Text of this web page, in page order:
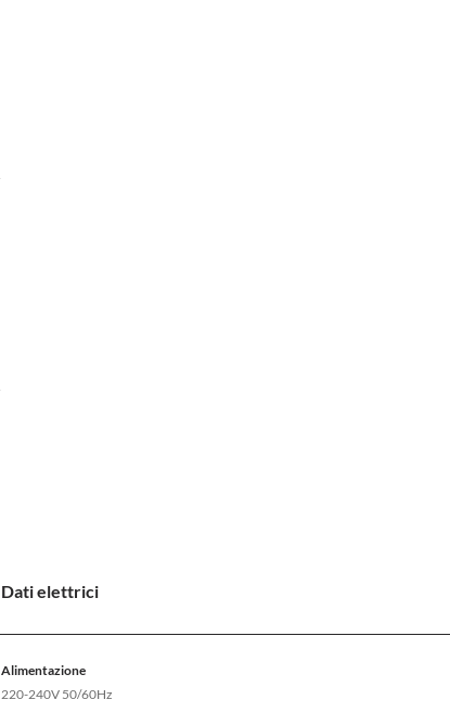
Dati elettrici
Alimentazione
220-240V 50/60Hz